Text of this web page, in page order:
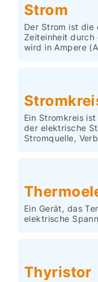
Strom
Der Strom ist
Zeiteinheit durch
wird in Ampere
Ein Stromkreis
der elektrische
Stromquelle,
Ein Gerät, das
elektrische
Thyristor